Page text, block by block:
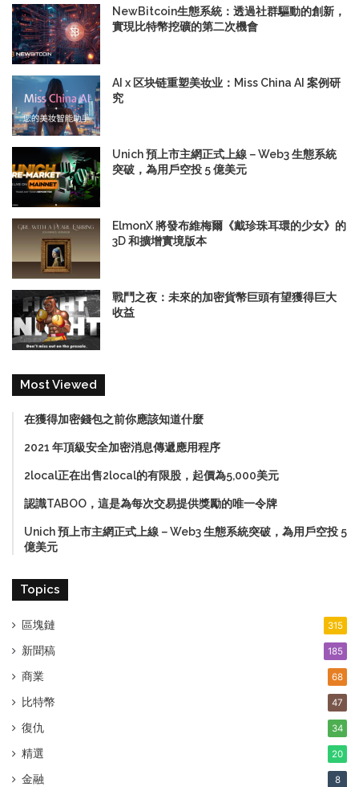
NewBitcoin生態系統：透過社群驅動的創新，
實現比特幣挖礦的第二次機會
AI x 区块链重塑美妆业：Miss China AI 案例研
究
Unich 預上市主網正式上線－Web3 生態系統
突破，為用戶空投 5 億美元
ElmonX 將發布維梅爾《戴珍珠耳環的少女》的
3D 和擴增實境版本
戰鬥之夜：未來的加密貨幣巨頭有望獲得巨大
收益
Most Viewed
在獲得加密錢包之前你應該知道什麼
2021 年頂級安全加密消息傳遞應用程序
2local正在出售2local的有限股，起價為5,000美元
認識TABOO，這是為每次交易提供獎勵的唯一令牌
Unich 預上市主網正式上線－Web3 生態系統突破，為用戶空投 5
億美元
Topics
區塊鏈 315
新聞稿 185
商業 68
比特幣 47
復仇 34
精選 20
金融 8